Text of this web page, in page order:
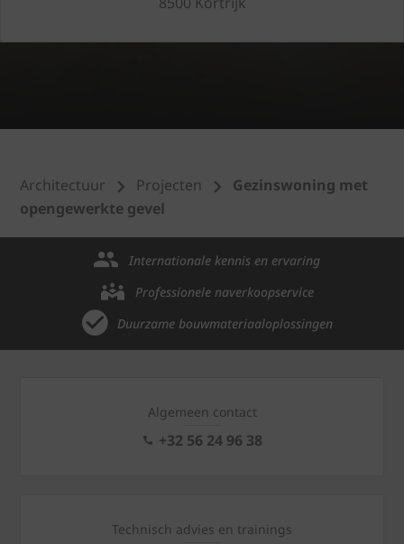
Architectuur Projecten
Gezinswoning met
opengewerkte gevel
Internationale kennis en ervaring
Professionele naverkoopservice
Duurzame bouwmateriaaloplossingen
Algemeen contact
+32 56 24 96 38
Technisch advies en trainings